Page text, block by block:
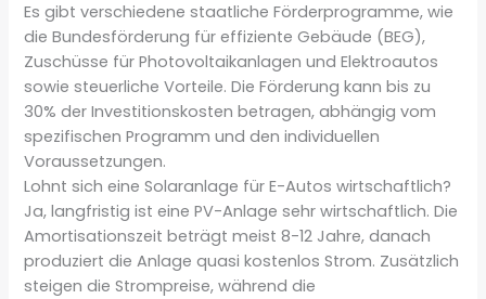
Es gibt verschiedene staatliche Förderprogramme, wie
die Bundesförderung für effiziente Gebäude (BEG),
Zuschüsse für Photovoltaikanlagen und Elektroautos
sowie steuerliche Vorteile. Die Förderung kann bis zu
30% der Investitionskosten betragen, abhängig vom
spezifischen Programm und den individuellen
Voraussetzungen.
Lohnt sich eine Solaranlage für E-Autos wirtschaftlich?
Ja, langfristig ist eine PV-Anlage sehr wirtschaftlich. Die
Amortisationszeit beträgt meist 8-12 Jahre, danach
produziert die Anlage quasi kostenlos Strom. Zusätzlich
steigen die Strompreise, während die